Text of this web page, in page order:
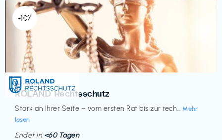
-10%
Versicherung
ROLAND Rechtsschutz
Stark an Ihrer Seite – vom ersten Rat bis zur rech... Mehr
lesen
€‎
Endet in <60 Tagen